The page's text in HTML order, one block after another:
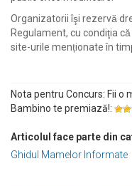
Organizatorii îşi rezervă
Regulament, cu condiţia
site-urile menționate în
Nota pentru Concurs: Fii o
Bambino te premiază!:
Articolul face parte din
Ghidul Mamelor Informate